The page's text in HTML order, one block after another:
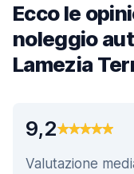
Ecco le
noleggio
Lamezia
9,2
Valutazione